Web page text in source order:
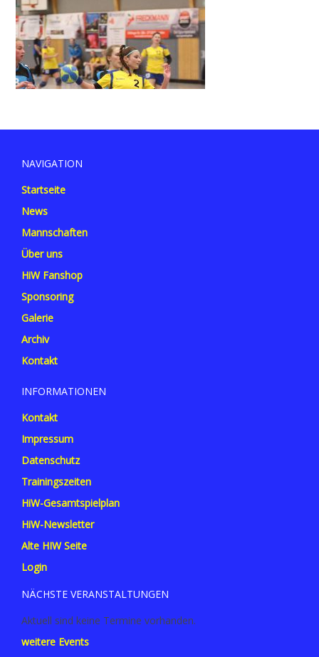
NAVIGATION
Startseite
News
Mannschaften
Über uns
HiW Fanshop
Sponsoring
Galerie
Archiv
Kontakt
INFORMATIONEN
Kontakt
Impressum
Datenschutz
Trainingszeiten
HiW-Gesamtspielplan
HiW-Newsletter
Alte HIW Seite
Login
NÄCHSTE VERANSTALTUNGEN
Aktuell sind keine Termine vorhanden.
weitere Events